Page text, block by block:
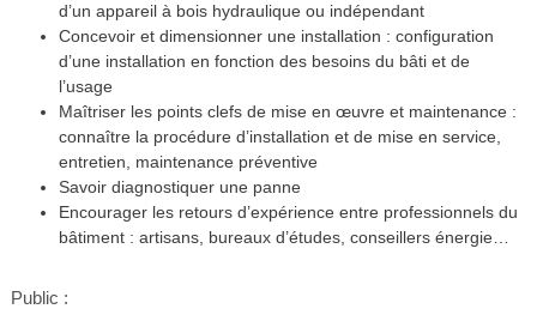
d’un appareil à bois hydraulique ou indépendant
Concevoir et dimensionner une installation : configuration
d’une installation en fonction des besoins du bâti et de
l’usage
Maîtriser les points clefs de mise en œuvre et maintenance :
connaître la procédure d’installation et de mise en service,
entretien, maintenance préventive
Savoir diagnostiquer une panne
Encourager les retours d’expérience entre professionnels du
bâtiment : artisans, bureaux d’études, conseillers énergie…
Public :